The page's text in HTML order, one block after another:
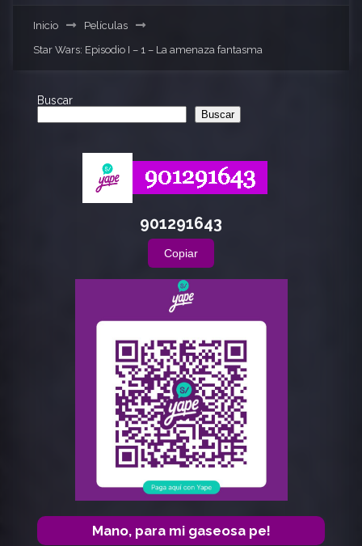
Inicio
Películas
Star Wars: Episodio I – 1 – La amenaza fantasma
Buscar
Buscar
901291643
Copiar
Mano, para mi gaseosa pe!